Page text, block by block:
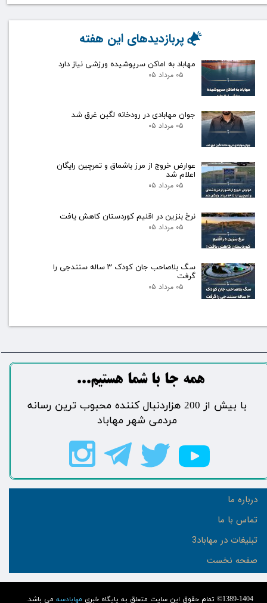
مهاباد به اماکن سرپوشیده ورزشی نیاز دارد
۰۵ مرداد ۰۵
جوان مهابادی در رودخانه لگبن غرق شد
۰۵ مرداد ۰۵
عوارض خروج از مرز باشماق و تمرچین رایگان
اعلام شد
۰۵ مرداد ۰۵
نرخ بنزین در اقلیم کوردستان کاهش یافت
۰۵ مرداد ۰۵
سگ بلاصاحب جان کودک ۳ ساله سنندجی را
گرفت
۰۵ مرداد ۰۵
پربازدیدهای این هفته
1389-1404© تمام حقوق این سایت متعلق به پایگاه خبری مهابادسه می باشد.
درباره ما
تماس با ما
تبلیغات در مهاباد3
صفحه نخست
​​​همه جا با شما هستیم...​​​​​​​​​​​​​​
​با بیش از 200 هزاردنبال کننده محبوب ترین رسانه
مردمی شهر مهاباد​​​​​​​​​​​​​​